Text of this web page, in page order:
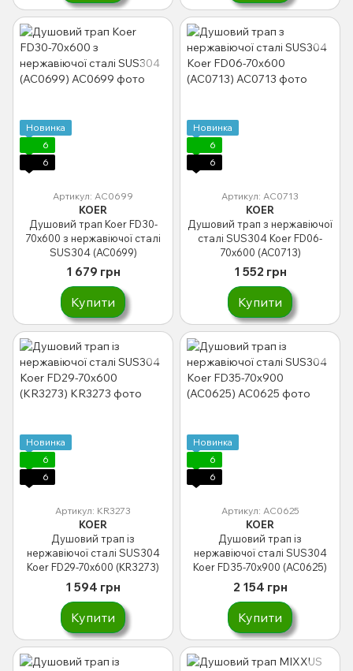
Новинка
6
6
Артикул: AC0699
KOER
Душовий трап Koer FD30-
70x600 з нержавіючої сталі
SUS304 (AC0699)
1 679 грн
Купити
Новинка
6
6
Артикул: AC0713
KOER
Душовий трап з нержавіючої
сталі SUS304 Koer FD06-
70x600 (AC0713)
1 552 грн
Купити
Новинка
6
6
Артикул: KR3273
KOER
Душовий трап із
нержавіючої сталі SUS304
Koer FD29-70x600 (KR3273)
1 594 грн
Купити
Новинка
6
6
Артикул: AC0625
KOER
Душовий трап із
нержавіючої сталі SUS304
Koer FD35-70x900 (AC0625)
2 154 грн
Купити